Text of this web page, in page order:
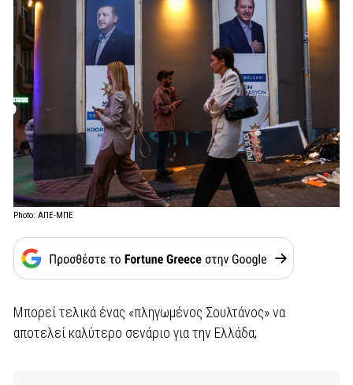
Photo: ΑΠΕ-ΜΠΕ
Μπορεί τελικά ένας «πληγωμένος Σουλτάνος» να
αποτελεί καλύτερο σενάριο για την Ελλάδα;